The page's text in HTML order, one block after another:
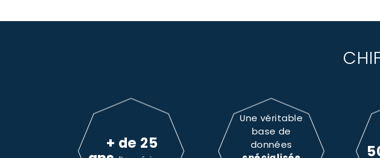
+ de 25
Une véritable
base de
données